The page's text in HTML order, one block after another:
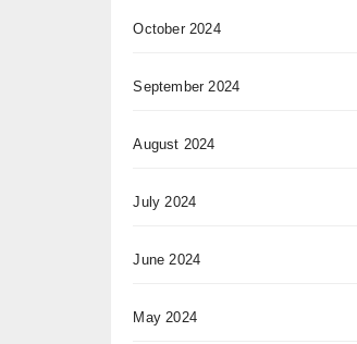
October 2024
September 2024
August 2024
July 2024
June 2024
May 2024